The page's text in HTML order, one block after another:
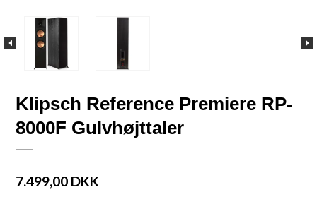
Klipsch Reference Premiere RP-
8000F Gulvhøjttaler
7.499,00 DKK